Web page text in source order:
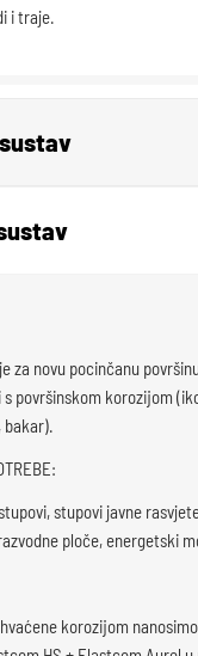
i traje.
za novu pocinčanu
površinskom korozijom
bakar).
stupovi javne
ploče, energetski
korozijom